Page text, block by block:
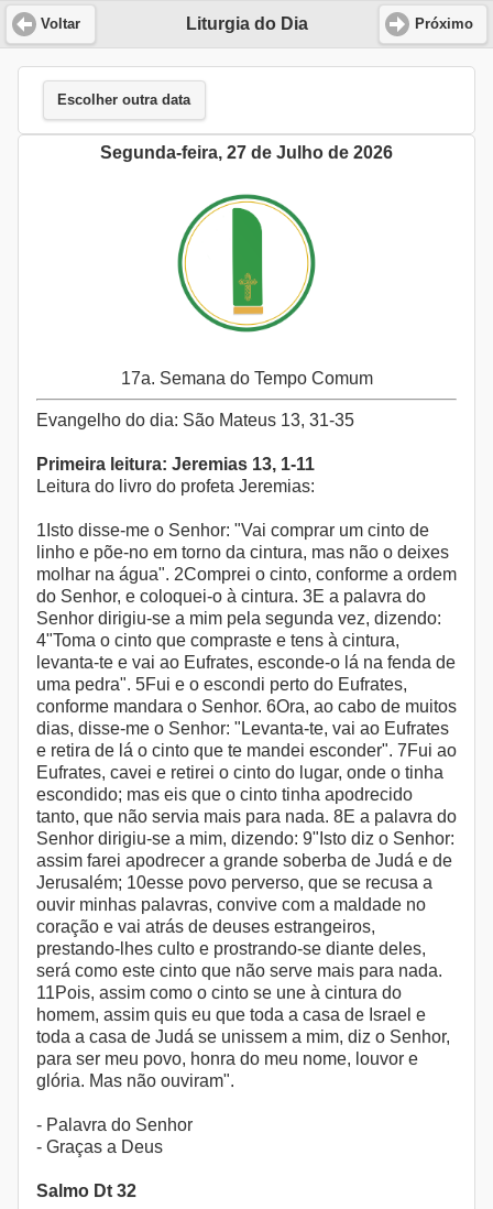
Liturgia do Dia
Voltar Próximo
Escolher outra data
Segunda-feira, 27 de Julho de 2026
17a. Semana do Tempo Comum
Evangelho do dia: São Mateus 13, 31-35
Primeira leitura: Jeremias 13, 1-11
Leitura do livro do profeta Jeremias:
1Isto disse-me o Senhor: "Vai comprar um cinto de
linho e põe-no em torno da cintura, mas não o deixes
molhar na água". 2Comprei o cinto, conforme a ordem
do Senhor, e coloquei-o à cintura. 3E a palavra do
Senhor dirigiu-se a mim pela segunda vez, dizendo:
4"Toma o cinto que compraste e tens à cintura,
levanta-te e vai ao Eufrates, esconde-o lá na fenda de
uma pedra". 5Fui e o escondi perto do Eufrates,
conforme mandara o Senhor. 6Ora, ao cabo de muitos
dias, disse-me o Senhor: "Levanta-te, vai ao Eufrates
e retira de lá o cinto que te mandei esconder". 7Fui ao
Eufrates, cavei e retirei o cinto do lugar, onde o tinha
escondido; mas eis que o cinto tinha apodrecido
tanto, que não servia mais para nada. 8E a palavra do
Senhor dirigiu-se a mim, dizendo: 9"Isto diz o Senhor:
assim farei apodrecer a grande soberba de Judá e de
Jerusalém; 10esse povo perverso, que se recusa a
ouvir minhas palavras, convive com a maldade no
coração e vai atrás de deuses estrangeiros,
prestando-lhes culto e prostrando-se diante deles,
será como este cinto que não serve mais para nada.
11Pois, assim como o cinto se une à cintura do
homem, assim quis eu que toda a casa de Israel e
toda a casa de Judá se unissem a mim, diz o Senhor,
para ser meu povo, honra do meu nome, louvor e
glória. Mas não ouviram".
- Palavra do Senhor
- Graças a Deus
Salmo Dt 32